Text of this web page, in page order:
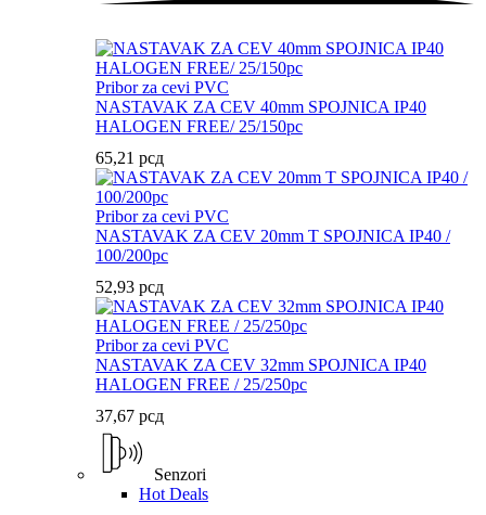
Pribor za cevi PVC
NASTAVAK ZA CEV 40mm SPOJNICA IP40
HALOGEN FREE/ 25/150pc
65,21 рсд
Pribor za cevi PVC
NASTAVAK ZA CEV 20mm T SPOJNICA IP40 /
100/200pc
52,93 рсд
Pribor za cevi PVC
NASTAVAK ZA CEV 32mm SPOJNICA IP40
HALOGEN FREE / 25/250pc
37,67 рсд
Senzori
Hot Deals